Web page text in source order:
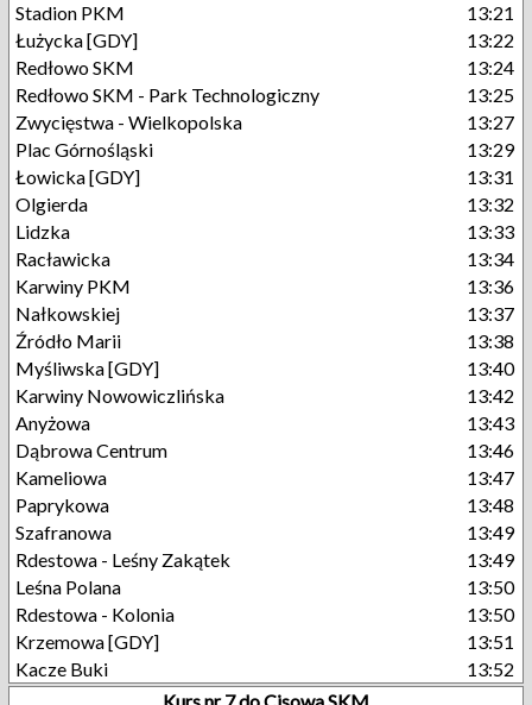
Stadion PKM
13:21
Łużycka [GDY]
13:22
Redłowo SKM
13:24
Redłowo SKM - Park Technologiczny
13:25
Zwycięstwa - Wielkopolska
13:27
Plac Górnośląski
13:29
Łowicka [GDY]
13:31
Olgierda
13:32
Lidzka
13:33
Racławicka
13:34
Karwiny PKM
13:36
Nałkowskiej
13:37
Źródło Marii
13:38
Myśliwska [GDY]
13:40
Karwiny Nowowiczlińska
13:42
Anyżowa
13:43
Dąbrowa Centrum
13:46
Kameliowa
13:47
Paprykowa
13:48
Szafranowa
13:49
Rdestowa - Leśny Zakątek
13:49
Leśna Polana
13:50
Rdestowa - Kolonia
13:50
Krzemowa [GDY]
13:51
Kacze Buki
13:52